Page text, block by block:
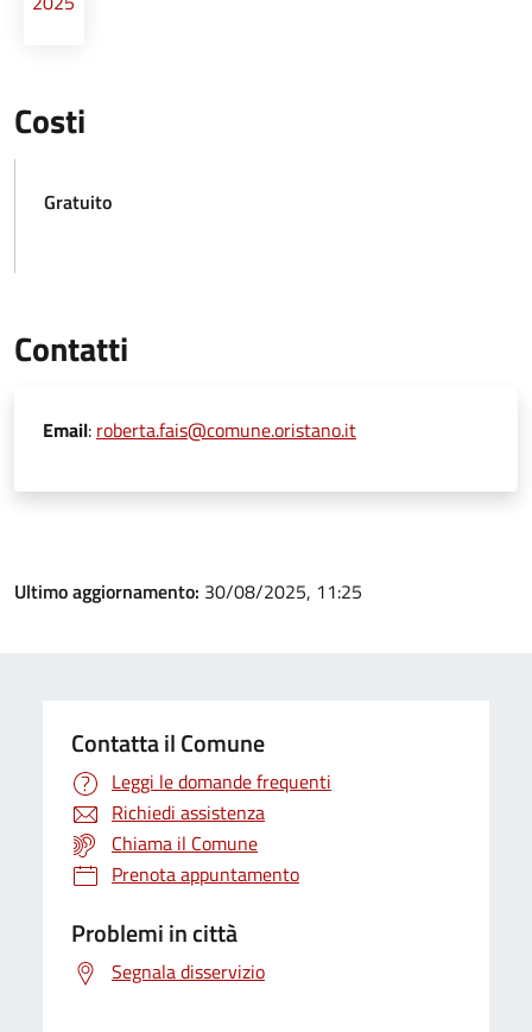
Costi
Gratuito
Contatti
Email: roberta.fais@comune.oristano.it
Ultimo aggiornamento: 30/08/2025, 11:25
Contatta il Comune
Leggi le domande frequenti
Richiedi assistenza
Chiama il Comune
Prenota appuntamento
Problemi in città
Segnala disservizio